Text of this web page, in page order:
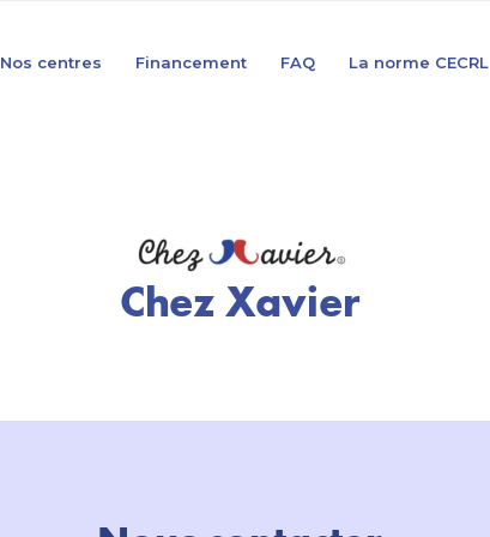
Nos centres Financement FAQ La norme CECRL
Chez Xavier